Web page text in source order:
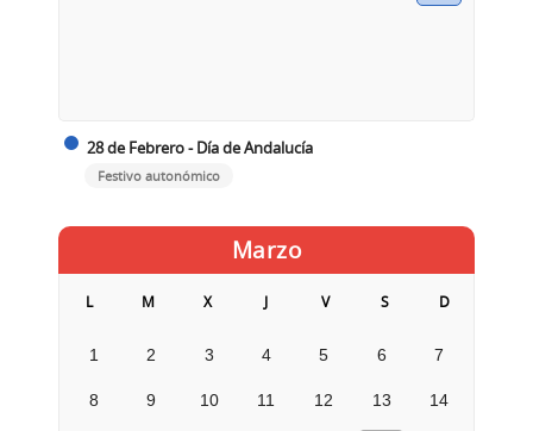
28 de Febrero - Día de Andalucía
Festivo autonómico
Marzo
L M X J V S D
1 2 3 4 5 6 7
8 9 10 11 12 13 14